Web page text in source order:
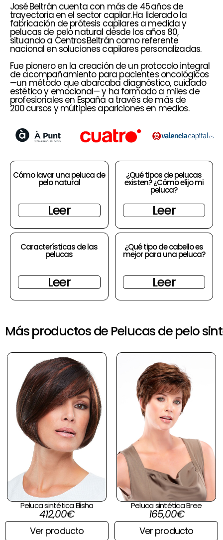
José Beltrán cuenta con más de 45 años de
trayectoria en el sector capilar. Ha liderado la
fabricación de prótesis capilares a medida y
pelucas de pelo natural desde los años 80,
situando a Centros Beltrán como referente
nacional en soluciones capilares personalizadas.
Fue pionero en la creación de un protocolo integral
de acompañamiento para pacientes oncológicos
—un método que abarcaba diagnóstico, cuidado
estético y emocional— y ha formado a miles de
profesionales en España a través de más de
200 cursos y múltiples apariciones en medios.
Cómo lavar una peluca de
pelo natural
Leer
¿Qué tipos de pelucas
existen? ¿Cómo elijo mi
peluca?
Leer
Características de las
pelucas
Leer
¿Qué tipo de cabello es
mejor para una peluca?
Leer
Más productos de Pelucas de pelo
Peluca sintética Elisha
412,00€
Ver producto
Peluca sintética Bree
165,00€
Ver producto
Rango
de
precios:
desde
415,00€